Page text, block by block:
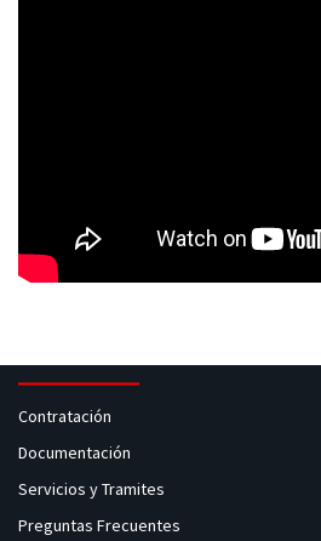
Contratación
Documentación
Servicios y Tramites
Preguntas Frecuentes